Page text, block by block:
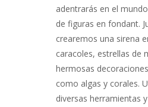
adentrarás en el
de figuras en fondant.
crearemos una sirena
caracoles, estrellas de
hermosas
como algas y corales.
diversas herramientas